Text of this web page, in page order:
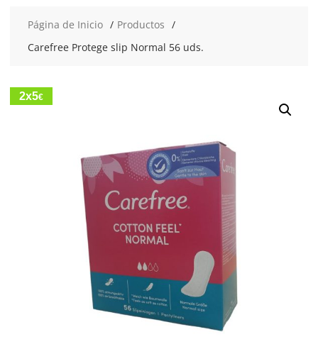
Página de Inicio
Productos
Carefree Protege slip Normal 56 uds.
2x5€